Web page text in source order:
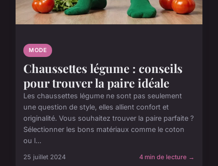
MODE
Chaussettes légume : conseils
pour trouver la paire idéale
Les chaussettes légume ne sont pas seulement
une question de style, elles allient confort et
originalité. Vous souhaitez trouver la paire parfaite ?
Sélectionner les bons matériaux comme le coton
ou l...
25 juillet 2024 4 min de lecture →